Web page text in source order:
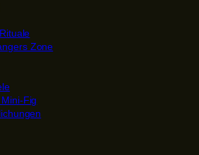
Zone
Fig